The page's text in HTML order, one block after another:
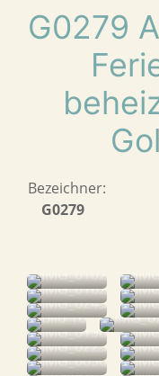
G0279
Bezeichner:
G0279